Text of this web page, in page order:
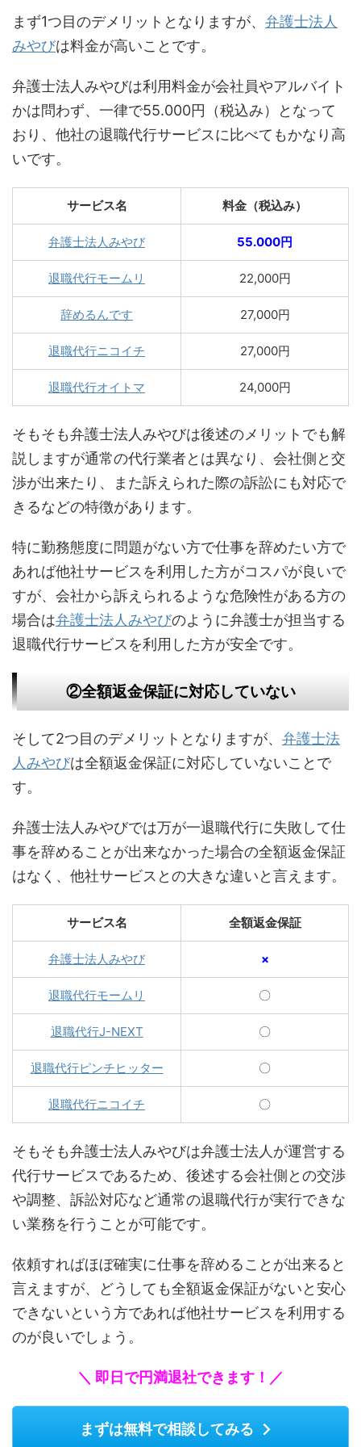
まず1つ目のデメリットとなりますが、 弁護士法人
みやびは料金が高いことです。
弁護士法人みやびは利用料金が会社員やアルバイト
かは問わず、一律で55.000円（税込み）となって
おり、他社の退職代行サービスに比べてもかなり高
いです。
サービス名 料金（税込み）
弁護士法人みやび 55.000円
退職代行モームリ 22,000円
辞めるんです 27,000円
退職代行ニコイチ 27,000円
退職代行オイトマ 24,000円
そもそも弁護士法人みやびは後述のメリットでも解
説しますが通常の代行業者とは異なり、会社側と交
渉が出来たり、また訴えられた際の訴訟にも対応で
きるなどの特徴があります。
特に勤務態度に問題がない方で仕事を辞めたい方で
あれば他社サービスを利用した方がコスパが良いで
すが、会社から訴えられるような危険性がある方の
場合は弁護士法人みやびのように弁護士が担当する
退職代行サービスを利用した方が安全です。
②全額返金保証に対応していない
そして2つ目のデメリットとなりますが、 弁護士法
人みやびは全額返金保証に対応していないことで
す。
弁護士法人みやびでは万が一退職代行に失敗して仕
事を辞めることが出来なかった場合の全額返金保証
はなく、他社サービスとの大きな違いと言えます。
サービス名 全額返金保証
弁護士法人みやび ×
退職代行モームリ 〇
退職代行J-NEXT 〇
退職代行ピンチヒッター 〇
退職代行ニコイチ 〇
そもそも弁護士法人みやびは弁護士法人が運営する
代行サービスであるため、後述する会社側との交渉
や調整、訴訟対応など通常の退職代行が実行できな
い業務を行うことが可能です。
依頼すればほぼ確実に仕事を辞めることが出来ると
言えますが、どうしても全額返金保証がないと安心
できないという方であれば他社サービスを利用する
のが良いでしょう。
＼ 即日で円満退社できます！／
まずは無料で相談してみる